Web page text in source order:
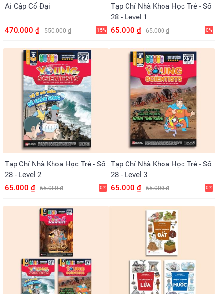
Ai Cập Cổ Đại
470.000 ₫ 550.000 ₫ 15%
Tạp Chí Nhà Khoa Học Trẻ - Số
28 - Level 1
65.000 ₫
65.000 ₫ 0%
Tạp Chí Nhà Khoa Học Trẻ - Số
28 - Level 2
65.000 ₫
65.000 ₫ 0%
Tạp Chí Nhà Khoa Học Trẻ - Số
28 - Level 3
65.000 ₫
65.000 ₫ 0%